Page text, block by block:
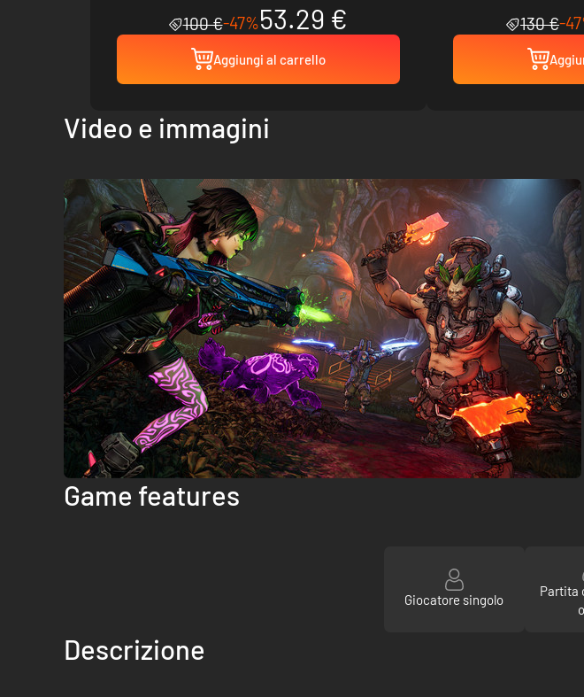
100 €-47%53.29 €
Aggiungi al carrello
130 €-
Video e immagini
Game features
Giocatore singolo
Partita
Descrizione